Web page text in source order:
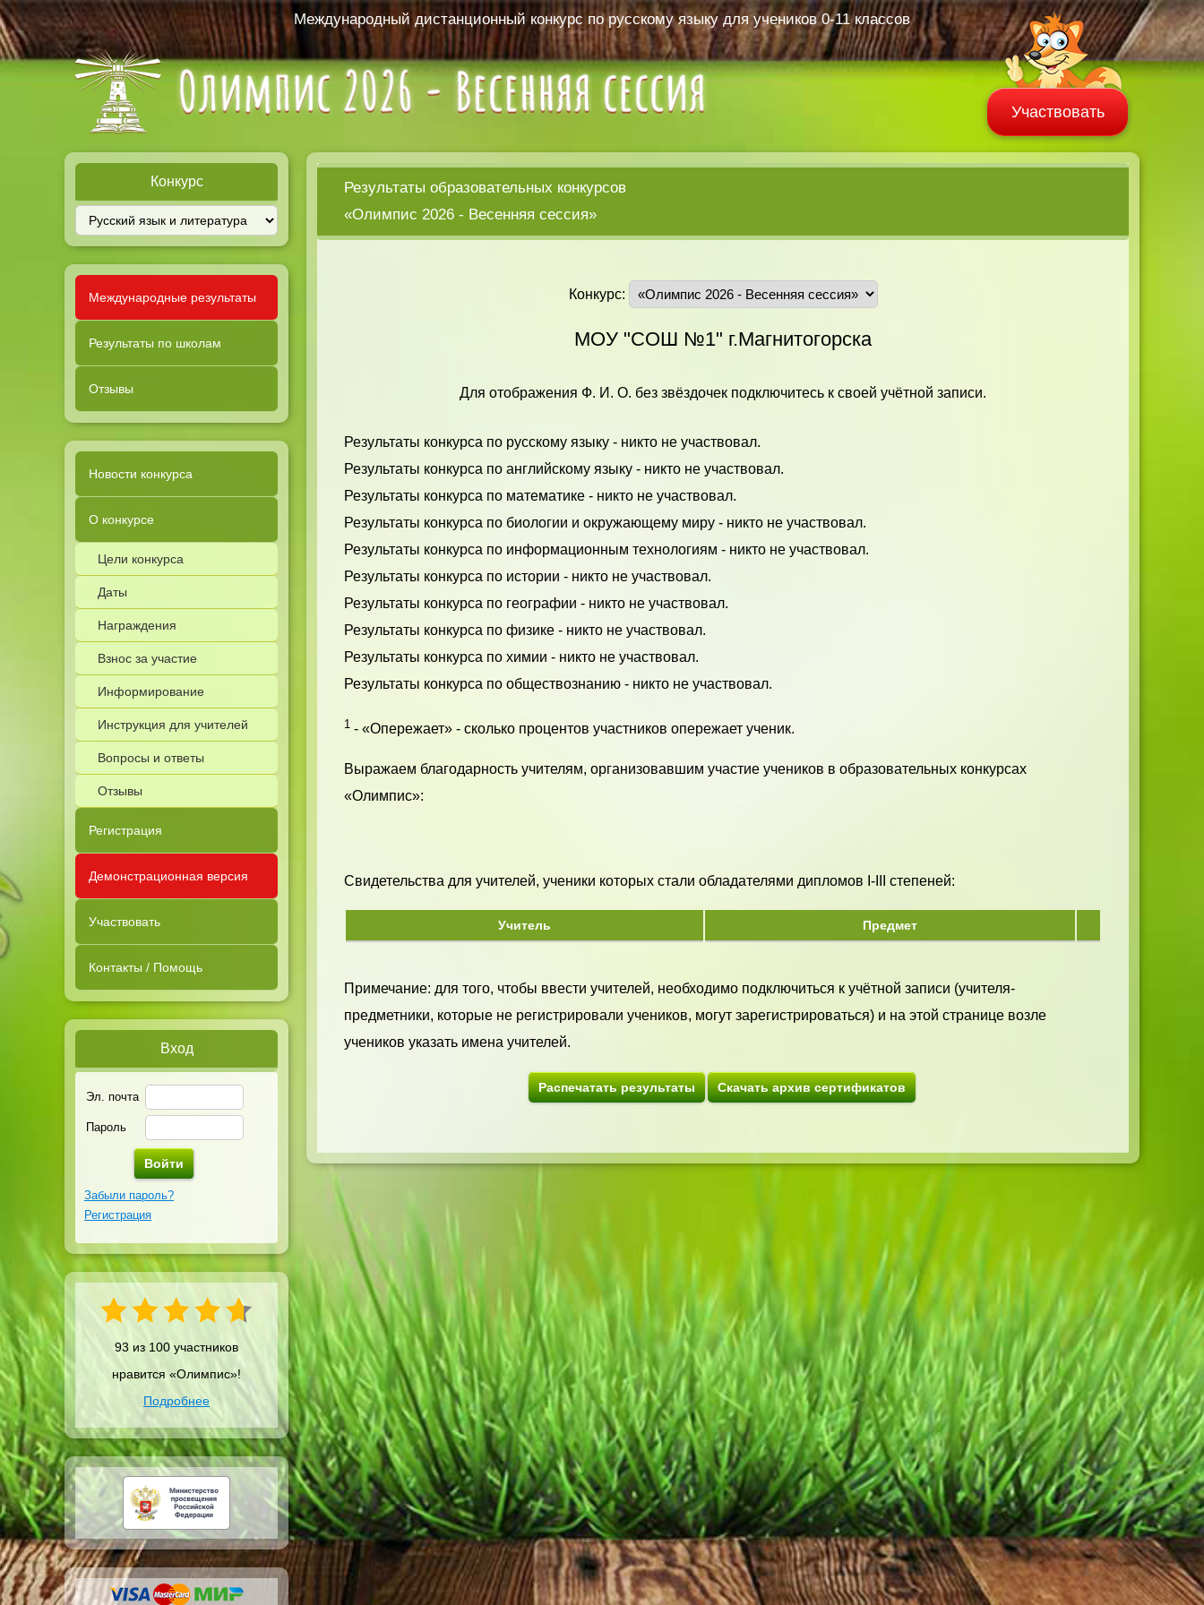
Международный дистанционный конкурс по русскому языку для учеников 0-11 классов
Участвовать
Конкурс
Международные результаты
Результаты по школам
Отзывы
Новости конкурса
О конкурсе
Цели конкурса
Даты
Награждения
Взнос за участие
Информирование
Инструкция для учителей
Вопросы и ответы
Отзывы
Регистрация
Демонстрационная версия
Участвовать
Контакты / Помощь
Вход
Эл. почта
Пароль
Забыли пароль?
Регистрация
93 из 100 участников
нравится «Олимпис»!
Подробнее
Результаты образовательных конкурсов
«Олимпис 2026 - Весенняя сессия»
Конкурс:
МОУ "СОШ №1" г.Магнитогорска
Для отображения Ф. И. О. без звёздочек подключитесь к своей учётной записи.
Результаты конкурса по русскому языку - никто не участвовал.
Результаты конкурса по английскому языку - никто не участвовал.
Результаты конкурса по математике - никто не участвовал.
Результаты конкурса по биологии и окружающему миру - никто не участвовал.
Результаты конкурса по информационным технологиям - никто не участвовал.
Результаты конкурса по истории - никто не участвовал.
Результаты конкурса по географии - никто не участвовал.
Результаты конкурса по физике - никто не участвовал.
Результаты конкурса по химии - никто не участвовал.
Результаты конкурса по обществознанию - никто не участвовал.
1 - «Опережает» - сколько процентов участников опережает ученик.
Выражаем благодарность учителям, организовавшим участие учеников в образовательных конкурсах
«Олимпис»:
Свидетельства для учителей, ученики которых стали обладателями дипломов I-III степеней:
Учитель Предмет
Примечание: для того, чтобы ввести учителей, необходимо подключиться к учётной записи (учителя-
предметники, которые не регистрировали учеников, могут зарегистрироваться) и на этой странице возле
учеников указать имена учителей.
Распечатать результаты Скачать архив сертификатов